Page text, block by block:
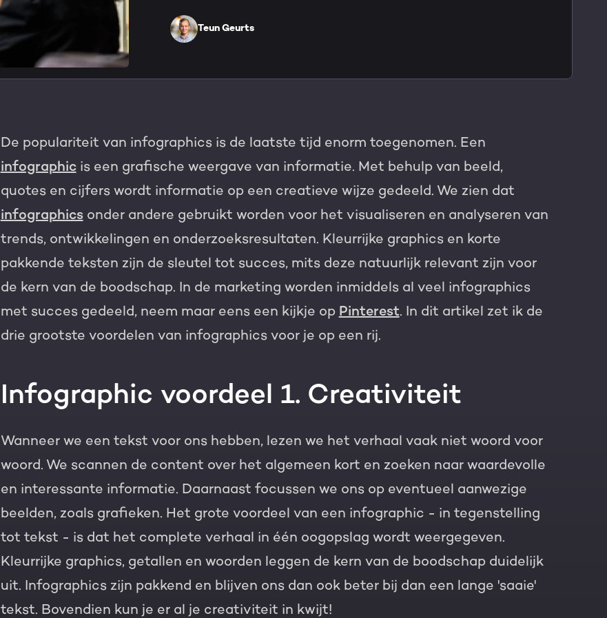
HubSpot maatwerk
Digital marketing
Marketing automation
Content & design
AI services
WEBSITE SERVICES
Modules & templates
Growth-driven design
Team
HubSpot partner
Awards
Werken bij
Blog
Kennisbank
Haal alles uit je HubSpot licentie
Gratis portal scan
Nederlands Zoek
Teun Geurts
De populariteit van infographics is de laatste tijd enorm toegenomen. Een
infographicis een grafische weergave van informatie. Met behulp van beeld,
quotes en cijfers wordt informatie op een creatieve wijze gedeeld. We zien dat
infographicsonder andere gebruikt worden voor het visualiseren en analyseren van
trends, ontwikkelingen en onderzoeksresultaten. Kleurrijke graphics en korte
pakkende teksten zijn de sleutel tot succes, mits deze natuurlijk relevant zijn voor
de kern van de boodschap. In de marketing worden inmiddels al veel infographics
met succes gedeeld, neem maar eens een kijkje op Pinterest. In dit artikel zet ik de
drie grootste voordelen van infographics voor je op een rij.
Infographic voordeel 1. Creativiteit
Wanneer we een tekst voor ons hebben, lezen we het verhaal vaak niet woord voor
woord. We scannen de content over het algemeen kort en zoeken naar waardevolle
en interessante informatie. Daarnaast focussen we ons op eventueel aanwezige
beelden, zoals grafieken. Het grote voordeel van een infographic - in tegenstelling
tot tekst - is dat het complete verhaal in één oogopslag wordt weergegeven.
Kleurrijke graphics, getallen en woorden leggen de kern van de boodschap duidelijk
uit. Infographics zijn pakkend en blijven ons dan ook beter bij dan een lange 'saaie'
tekst. Bovendien kun je er al je creativiteit in kwijt!